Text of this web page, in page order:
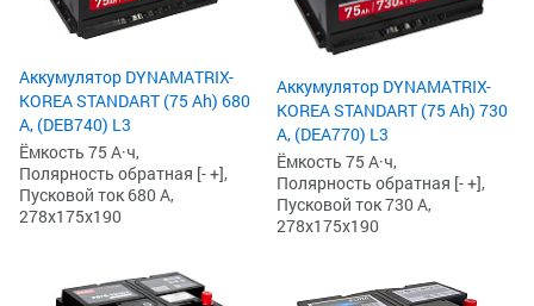
Аккумулятор DYNAMATRIX-
KOREA STANDART (75 Ah) 680
А, (DEB740) L3
Ёмкость 75 А·ч,
Полярность обратная [- +],
Пусковой ток 680 А,
278x175x190
Аккумулятор DYNAMATRIX-
KOREA STANDART (75 Ah) 730
А, (DEA770) L3
Ёмкость 75 А·ч,
Полярность обратная [- +],
Пусковой ток 730 А,
278x175x190